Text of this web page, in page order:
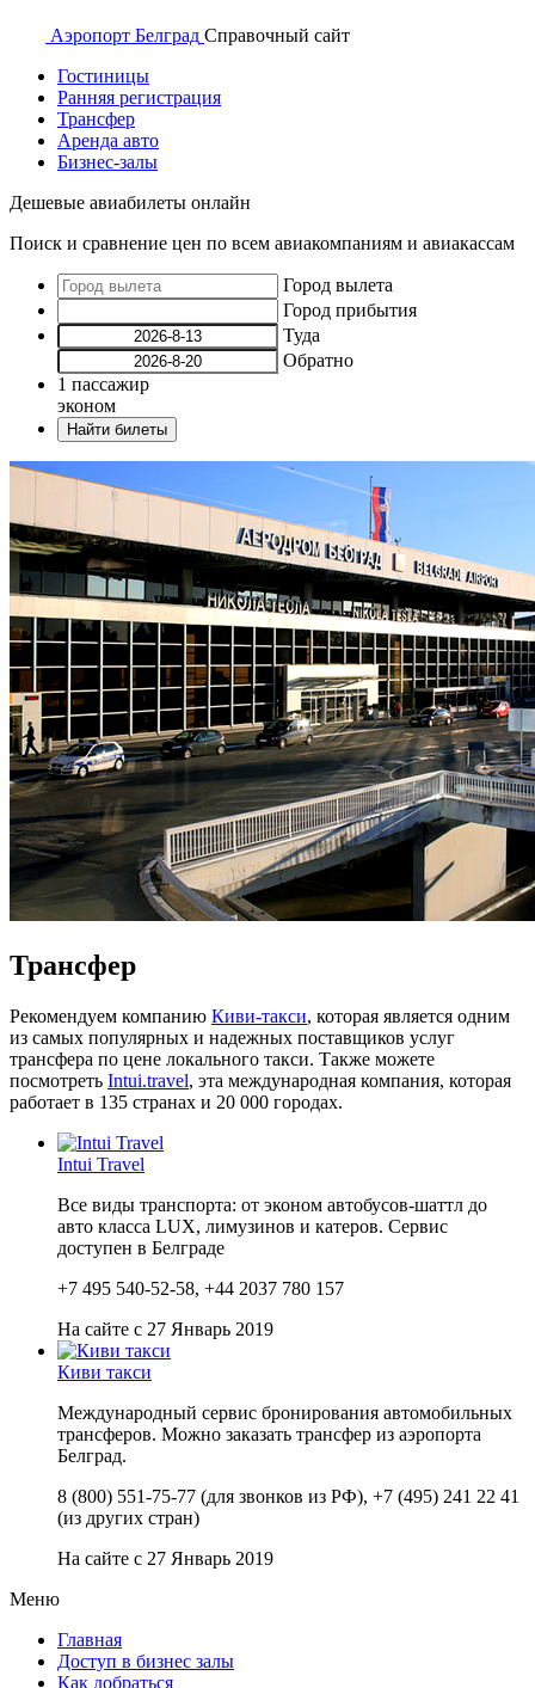
Аэропорт Белград Справочный сайт
Гостиницы
Ранняя регистрация
Трансфер
Аренда авто
Бизнес-залы
Дешевые авиабилеты онлайн
Поиск и сравнение цен по всем авиакомпаниям и авиакассам
Город вылета
Город прибытия
Туда
Обратно
1 пассажир
эконом
Найти билеты
Трансфер
Рекомендуем компанию Киви-такси, которая является одним
из самых популярных и надежных поставщиков услуг
трансфера по цене локального такси. Также можете
посмотреть Intui.travel, эта международная компания, которая
работает в 135 странах и 20 000 городах.
Intui Travel
Все виды транспорта: от эконом автобусов-шаттл до
авто класса LUX, лимузинов и катеров. Сервис
доступен в Белграде
+7 495 540-52-58, +44 2037 780 157
На сайте с 27 Январь 2019
Киви такси
Международный сервис бронирования автомобильных
трансферов. Можно заказать трансфер из аэропорта
Белград.
8 (800) 551-75-77 (для звонков из РФ), +7 (495) 241 22 41
(из других стран)
На сайте с 27 Январь 2019
Меню
Главная
Доступ в бизнес залы
Как добраться